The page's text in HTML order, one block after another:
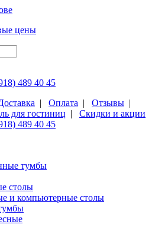
цены
489 40 45
| Оплата | Отзывы |
для гостиниц | Скидки и акции
489 40 45
тумбы
столы
и компьютерные столы